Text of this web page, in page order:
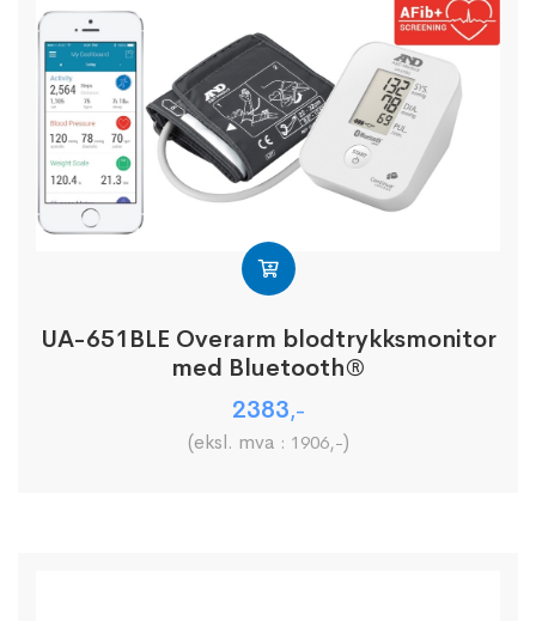
UA-651BLE Overarm blodtrykksmonitor
med Bluetooth®
2383,-
(eksl. mva : 1906,-)